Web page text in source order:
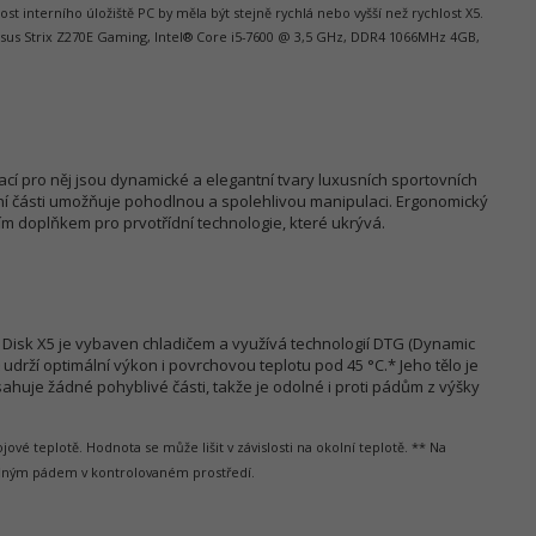
interního úložiště PC by měla být stejně rychlá nebo vyšší než rychlost X5.
Strix Z270E Gaming, Intel® Core i5-7600 @ 3,5 GHz, DDR4 1066MHz 4GB,
pro něj jsou dynamické a elegantní tvary luxusních sportovních
části umožňuje pohodlnou a spolehlivou manipulaci. Ergonomický
doplňkem pro prvotřídní technologie, které ukrývá.
X5 je vybaven chladičem a využívá technologií DTG (Dynamic
optimální výkon i povrchovou teplotu pod 45 °C.* Jeho tělo je
žádné pohyblivé části, takže je odolné i proti pádům z výšky
teplotě. Hodnota se může lišit v závislosti na okolní teplotě. ** Na
pádem v kontrolovaném prostředí.